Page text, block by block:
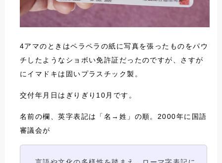
4アマのときはペラペラの紙に写真を張ったものをパウ
チしたようなショボい免許証だったのですが、さすが
にイマドキは固いプラスチック製。
交付年月日はぎりぎり10月です。
名前の欄、英字表記は「名→姓」の順。2000年に国語
審議会が